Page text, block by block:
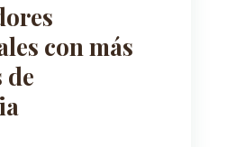
con más
de